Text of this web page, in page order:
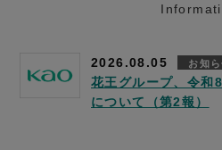
2026.08.05 お知
花王グループ、令和
について（第2報）